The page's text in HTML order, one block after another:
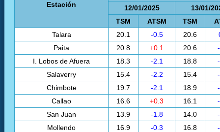
Estación 12/01/2025
13/01/
TSM
ATSM TSM
Talara
20.1 -0.5 20.6
Paita
20.8 +0.1 20.6
I. Lobos de Afuera
18.3 -2.1 18.8
Salaverry
15.4 -2.2 15.4
Chimbote
19.7 -2.1 18.9
Callao
16.6 +0.3 16.1
San Juan
13.9 -1.8 14.0
Mollendo
16.9 -0.3 16.8